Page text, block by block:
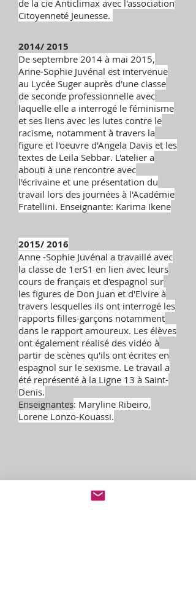
de la cie Anticlimax avec l'association
Citoyenneté Jeunesse.
2014/ 2015
De septembre 2014 à mai 2015,
Anne-Sophie Juvénal est intervenue
au Lycée Suger auprès d'une classe
de seconde professionnelle avec
laquelle elle a interrogé le féminisme
et ses liens avec les lutes contre le
racisme, notamment à travers la
figure et l'oeuvre d'Angela Davis et les
textes de Leila Sebbar. L'atelier a
abouti à une rencontre avec
l'écrivaine et une présentation du
travail lors des journées à l'Académie
Fratellini. Enseignante: Karima Ikene
2015/ 2016
Anne -Sophie Juvénal a travaillé avec
la classe de 1erS1 en lien avec leurs
cours de français et d'espagnol sur
les figures de Don Juan et d'Elvire à
travers lesquelles ils ont interrogé les
rapports filles-garçons notamment
dans le rapport amoureux. Les élèves
ont également réalisé des vidéo à
partir de scènes qu'ils ont écrites en
espagnol sur le sexisme. Le travail a
été représenté à la Ligne 13 à Saint-
Denis.
Enseignantes: Maryline Ribeiro,
Lorene Lonzo-Kouassi.